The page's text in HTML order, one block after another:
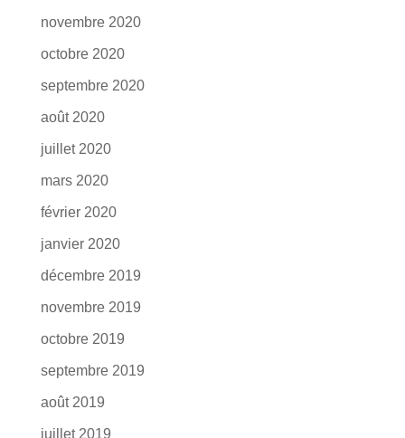
novembre 2020
octobre 2020
septembre 2020
août 2020
juillet 2020
mars 2020
février 2020
janvier 2020
décembre 2019
novembre 2019
octobre 2019
septembre 2019
août 2019
juillet 2019